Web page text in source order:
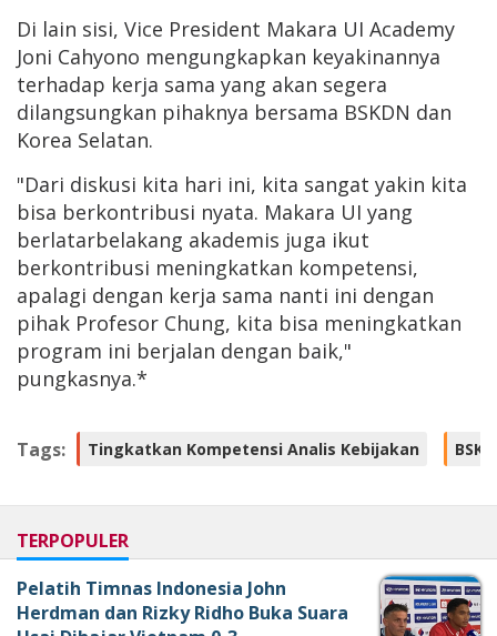
Di lain sisi, Vice President Makara UI Academy
Joni Cahyono mengungkapkan keyakinannya
terhadap kerja sama yang akan segera
dilangsungkan pihaknya bersama BSKDN dan
Korea Selatan.
"Dari diskusi kita hari ini, kita sangat yakin kita
bisa berkontribusi nyata. Makara UI yang
berlatarbelakang akademis juga ikut
berkontribusi meningkatkan kompetensi,
apalagi dengan kerja sama nanti ini dengan
pihak Profesor Chung, kita bisa meningkatkan
program ini berjalan dengan baik,"
pungkasnya.*
Tags: Tingkatkan Kompetensi Analis Kebijakan
TERPOPULER
Pelatih Timnas Indonesia John
Herdman dan Rizky Ridho Buka Suara